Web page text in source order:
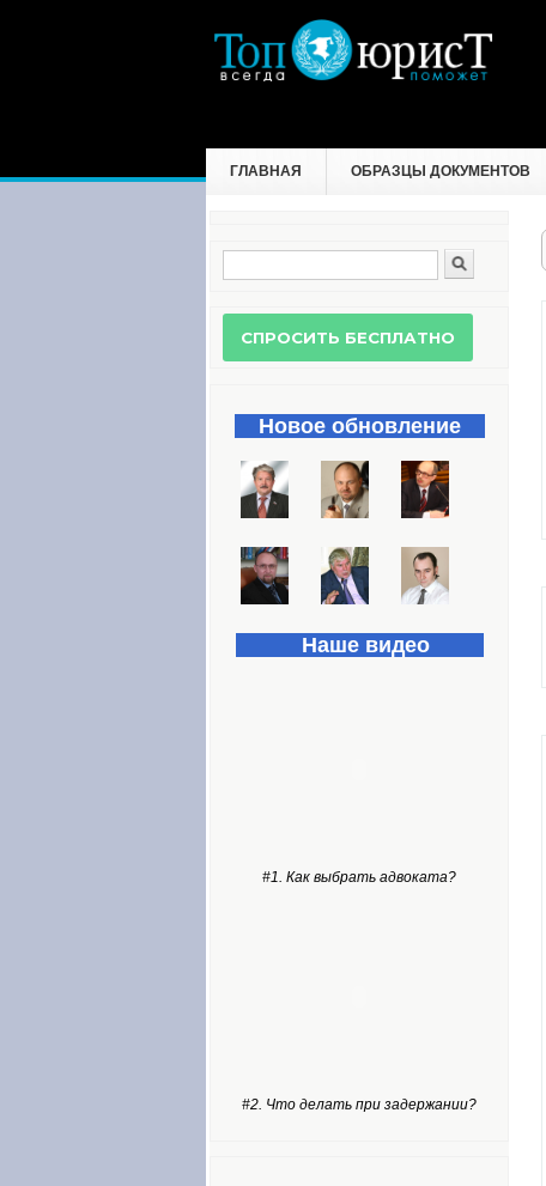
ГЛАВНАЯ ОБРАЗЦЫ ДОКУМЕНТОВ
Форма поиска
Новое обновление
Наше видео
#1. Как выбрать адвоката?
#2. Что делать при задержании?